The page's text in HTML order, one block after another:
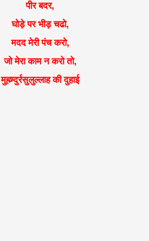
पीर बदर,
घोड़े पर भीड़ चढो,
मदद मेरी पंच करो,
जो मेरा काम न करो तो,
मुह्म्म्दुर्रसुलुल्लाह की दुहाई